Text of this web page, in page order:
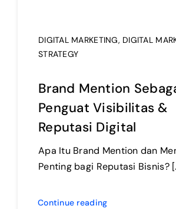
DIGITAL MARKETING, DIGITAL
STRATEGY
Brand Mention
Penguat Visibilitas &
Reputasi Digital
Apa Itu Brand Mention dan
Penting bagi Reputasi Bisnis?
Continue reading